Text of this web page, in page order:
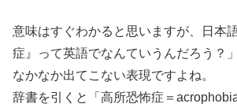
意味はすぐわかると思いますが、日本
症』って英語でなんていうんだろう？
なかなか出てこない表現ですよね。
辞書を引くと「高所恐怖症＝